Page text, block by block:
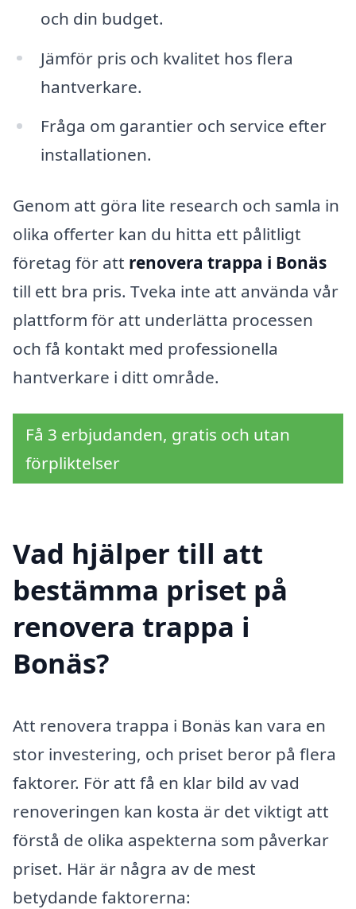
och din budget.
Jämför pris och kvalitet hos flera
hantverkare.
Fråga om garantier och service efter
installationen.
Genom att göra lite research och samla in
olika offerter kan du hitta ett pålitligt
företag för att renovera trappa i Bonäs
till ett bra pris. Tveka inte att använda vår
plattform för att underlätta processen
och få kontakt med professionella
hantverkare i ditt område.
Få 3 erbjudanden, gratis och utan
förpliktelser
Vad hjälper till att
bestämma priset på
renovera trappa i
Bonäs?
Att renovera trappa i Bonäs kan vara en
stor investering, och priset beror på flera
faktorer. För att få en klar bild av vad
renoveringen kan kosta är det viktigt att
förstå de olika aspekterna som påverkar
priset. Här är några av de mest
betydande faktorerna: